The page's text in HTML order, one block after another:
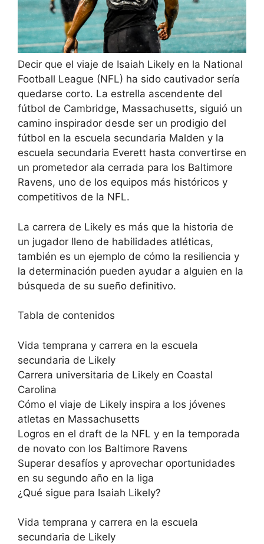
Decir que el viaje de Isaiah Likely en la National
Football League (NFL) ha sido cautivador sería
quedarse corto. La estrella ascendente del
fútbol de Cambridge, Massachusetts, siguió un
camino inspirador desde ser un prodigio del
fútbol en la escuela secundaria Malden y la
escuela secundaria Everett hasta convertirse en
un prometedor ala cerrada para los Baltimore
Ravens, uno de los equipos más históricos y
competitivos de la NFL.
La carrera de Likely es más que la historia de
un jugador lleno de habilidades atléticas,
también es un ejemplo de cómo la resiliencia y
la determinación pueden ayudar a alguien en la
búsqueda de su sueño definitivo.
Tabla de contenidos
Vida temprana y carrera en la escuela
secundaria de Likely
Carrera universitaria de Likely en Coastal
Carolina
Cómo el viaje de Likely inspira a los jóvenes
atletas en Massachusetts
Logros en el draft de la NFL y en la temporada
de novato con los Baltimore Ravens
Superar desafíos y aprovechar oportunidades
en su segundo año en la liga
¿Qué sigue para Isaiah Likely?
Vida temprana y carrera en la escuela
secundaria de Likely